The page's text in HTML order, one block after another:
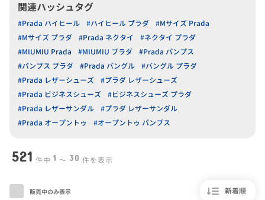
関連ハッシュタグ
#Prada ハイヒール #ハイヒール プラダ
#Mサイズ Prada
#Mサイズ プラダ
#Prada ネクタイ
#ネクタイ プラダ
#MIUMIU Prada
#MIUMIU プラダ
#Prada パンプス
#パンプス プラダ
#Prada バングル
#バングル プラダ
#Prada レザーシューズ
#プラダ レザーシューズ
#Prada ビジネスシューズ
#ビジネスシューズ プラダ
#Prada レザーサンダル
#プラダ レザーサンダル
#Prada オープントゥ
#オープントゥ パンプス
521 件中 1 〜 30 件を表示
新着順
販売中のみ表示